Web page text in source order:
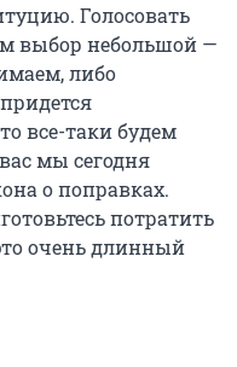
Голосовать
выбор небольшой —
либо
все-таки будем
мы сегодня
о поправках.
потратить
очень длинный